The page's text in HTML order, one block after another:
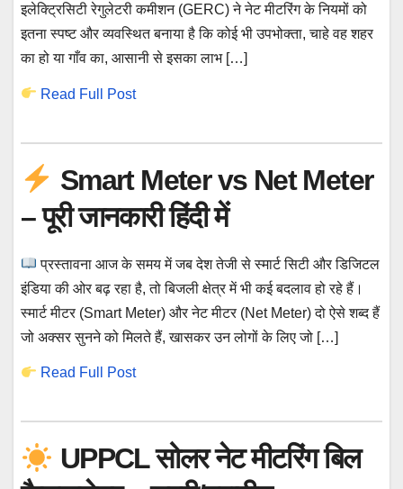
इलेक्ट्रिसिटी रेगुलेटरी कमीशन (GERC) ने नेट मीटरिंग के नियमों को
इतना स्पष्ट और व्यवस्थित बनाया है कि कोई भी उपभोक्ता, चाहे वह शहर
का हो या गाँव का, आसानी से इसका लाभ […]
Read Full Post
Smart Meter vs Net Meter
– पूरी जानकारी हिंदी में
प्रस्तावना आज के समय में जब देश तेजी से स्मार्ट सिटी और डिजिटल
इंडिया की ओर बढ़ रहा है, तो बिजली क्षेत्र में भी कई बदलाव हो रहे हैं।
स्मार्ट मीटर (Smart Meter) और नेट मीटर (Net Meter) दो ऐसे शब्द हैं
जो अक्सर सुनने को मिलते हैं, खासकर उन लोगों के लिए जो […]
Read Full Post
UPPCL सोलर नेट मीटरिंग बिल